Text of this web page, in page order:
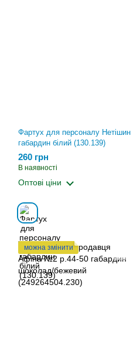
Фартух для персоналу Нетішин
габардин білий (130.139)
260 грн
В наявності
Оптові ціни
можна змінити